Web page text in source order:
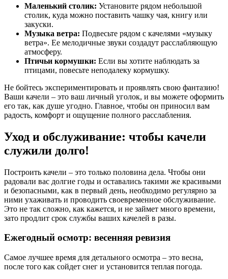
Маленький столик: Установите рядом небольшой
столик, куда можно поставить чашку чая, книгу или
закуски.
Музыка ветра: Подвесьте рядом с качелями «музыку
ветра». Ее мелодичные звуки создадут расслабляющую
атмосферу.
Птичьи кормушки: Если вы хотите наблюдать за
птицами, повесьте неподалеку кормушку.
Не бойтесь экспериментировать и проявлять свою фантазию!
Ваши качели – это ваш личный уголок, и вы можете оформить
его так, как душе угодно. Главное, чтобы он приносил вам
радость, комфорт и ощущение полного расслабления.
Уход и обслуживание: чтобы качели
служили долго!
Построить качели – это только половина дела. Чтобы они
радовали вас долгие годы и оставались такими же красивыми
и безопасными, как в первый день, необходимо регулярно за
ними ухаживать и проводить своевременное обслуживание.
Это не так сложно, как кажется, и не займет много времени,
зато продлит срок службы ваших качелей в разы.
Ежегодный осмотр: весенняя ревизия
Самое лучшее время для детального осмотра – это весна,
после того как сойдет снег и установится теплая погода.